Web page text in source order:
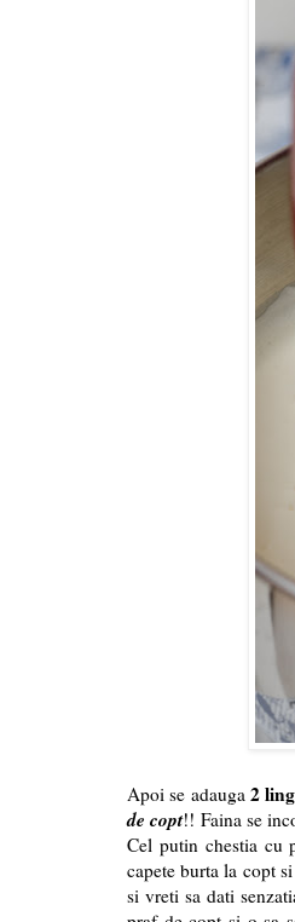
Apoi se adauga 2
de copt!! Faina se
Cel putin chestia cu
capete burta la copt
si vreti sa dati